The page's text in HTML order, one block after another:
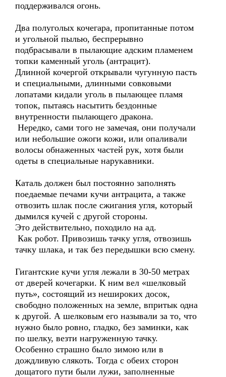
поддерживался огонь.
Два полуголых кочегара, пропитанные потом
и угольной пылью, беспрерывно
подбрасывали в пылающие адским пламенем
топки каменный уголь (антрацит).
Длинной кочергой открывали чугунную пасть
и специальными, длинными совковыми
лопатами кидали уголь в пылающее пламя
топок, пытаясь насытить бездонные
внутренности пылающего дракона.
Нередко, сами того не замечая, они получали
или небольшие ожоги кожи, или опаливали
волосы обнаженных частей рук, хотя были
одеты в специальные нарукавники.
Каталь должен был постоянно заполнять
поедаемые печами кучи антрацита, а также
отвозить шлак после сжигания угля, который
дымился кучей с другой стороны.
Это действительно, походило на ад.
Как робот. Привозишь тачку угля, отвозишь
тачку шлака, и так без передышки всю смену.
Гигантские кучи угля лежали в 30-50 метрах
от дверей кочегарки. К ним вел «шелковый
путь», состоящий из нешироких досок,
свободно положенных на земле, впритык одна
к другой. А шелковым его называли за то, что
нужно было ровно, гладко, без заминки, как
по шелку, везти нагруженную тачку.
Особенно страшно было зимою или в
дождливую слякоть. Тогда с обеих сторон
дощатого пути были лужи, заполненные